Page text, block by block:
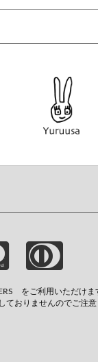
をご利用いただけま
ておりませんのでご注意